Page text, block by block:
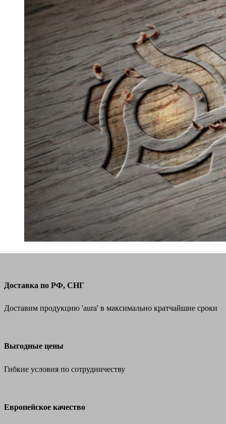
Доставка по РФ, СНГ
Доставим продукцию 'aura' в максимально кратчайшие сроки
Выгодные цены
Гибкие условия по сотрудничеству
Европейское качество